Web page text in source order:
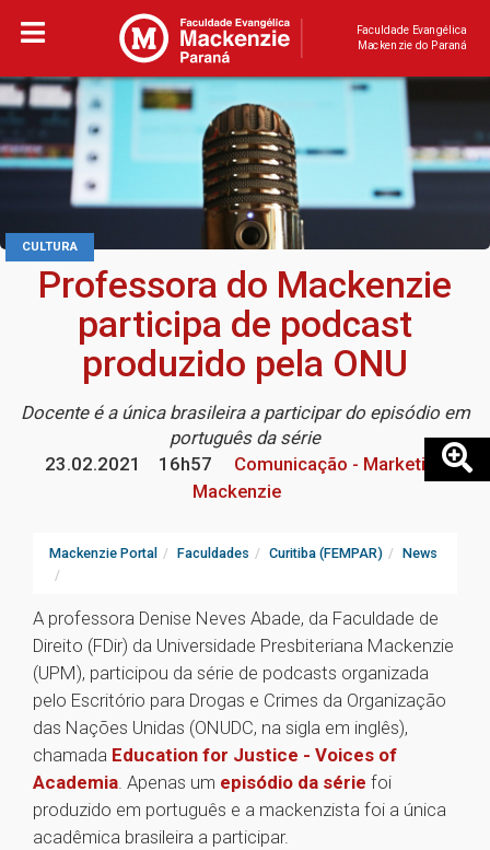
Faculdade Evangélica
Mackenzie do Paraná
CULTURA
Professora do Mackenzie
participa de podcast
produzido pela ONU
Docente é a única brasileira a participar do episódio em
português da série
23.02.2021
16h57
Comunicação - Marketing
Mackenzie
Mackenzie Portal Faculdades Curitiba (FEMPAR) News
A professora Denise Neves Abade, da Faculdade de
Direito (FDir) da Universidade Presbiteriana Mackenzie
(UPM), participou da série de podcasts organizada
pelo Escritório para Drogas e Crimes da Organização
das Nações Unidas (ONUDC, na sigla em inglês),
chamada Education for Justice - Voices of
Academia. Apenas um episódio da série foi
produzido em português e a mackenzista foi a única
acadêmica brasileira a participar.